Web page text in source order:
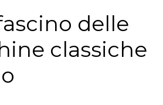
delle
classiche